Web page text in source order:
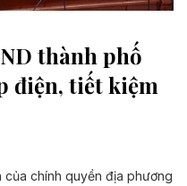
thành phố
điện, tiết kiệm
của chính quyền địa phương